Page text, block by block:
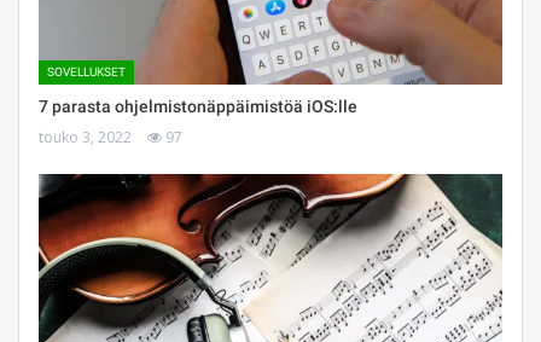
SOVELLUKSET
7 parasta ohjelmistonäppäimistöä iOS:lle
touko 3, 2022 97